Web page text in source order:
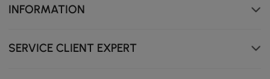
INFORMATION
SERVICE CLIENT EXPERT